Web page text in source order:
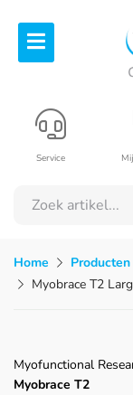
Service
Home Producten
Myobrace T2
Myofunctional
Myobrace T2